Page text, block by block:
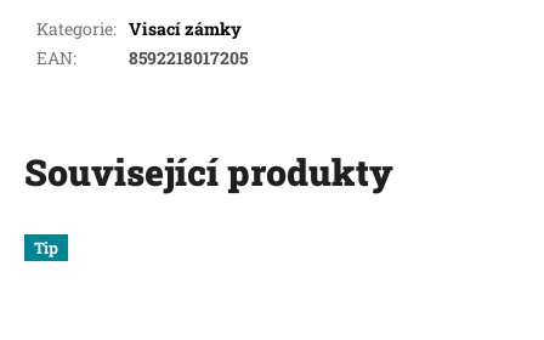
Kategorie: Visací zámky
EAN: 8592218017205
Související produkty
Tip